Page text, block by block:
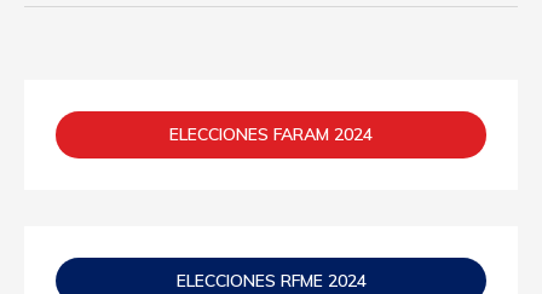
ELECCIONES FARAM 2024
ELECCIONES RFME 2024